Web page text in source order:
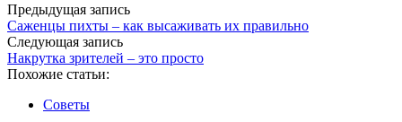
Предыдущая запись
Саженцы пихты – как высаживать их правильно
Следующая запись
Накрутка зрителей – это просто
Похожие статьи:
Советы